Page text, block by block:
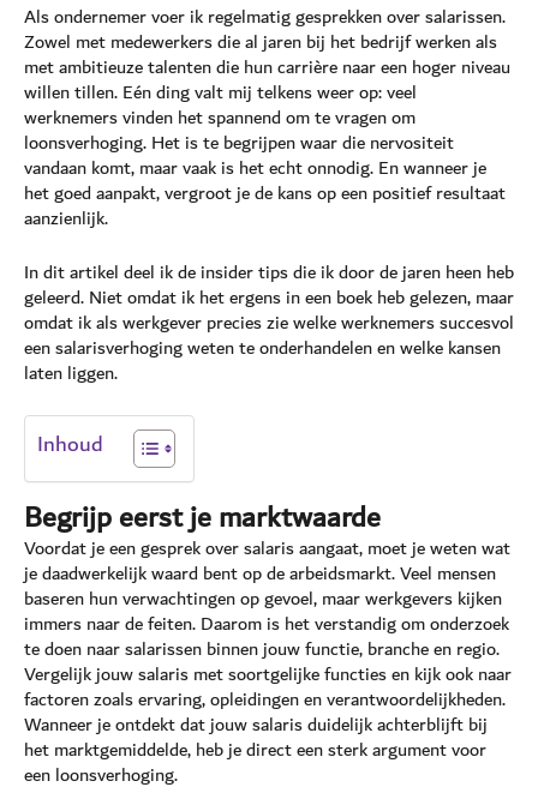
Als ondernemer voer ik regelmatig gesprekken over salarissen.
Zowel met medewerkers die al jaren bij het bedrijf werken als
met ambitieuze talenten die hun carrière naar een hoger niveau
willen tillen. Eén ding valt mij telkens weer op: veel
werknemers vinden het spannend om te vragen om
loonsverhoging. Het is te begrijpen waar die nervositeit
vandaan komt, maar vaak is het echt onnodig. En wanneer je
het goed aanpakt, vergroot je de kans op een positief resultaat
aanzienlijk.
In dit artikel deel ik de insider tips die ik door de jaren heen heb
geleerd. Niet omdat ik het ergens in een boek heb gelezen, maar
omdat ik als werkgever precies zie welke werknemers succesvol
een salarisverhoging weten te onderhandelen en welke kansen
laten liggen.
Inhoud
Begrijp eerst je marktwaarde
Voordat je een gesprek over salaris aangaat, moet je weten wat
je daadwerkelijk waard bent op de arbeidsmarkt. Veel mensen
baseren hun verwachtingen op gevoel, maar werkgevers kijken
immers naar de feiten. Daarom is het verstandig om onderzoek
te doen naar salarissen binnen jouw functie, branche en regio.
Vergelijk jouw salaris met soortgelijke functies en kijk ook naar
factoren zoals ervaring, opleidingen en verantwoordelijkheden.
Wanneer je ontdekt dat jouw salaris duidelijk achterblijft bij
het marktgemiddelde, heb je direct een sterk argument voor
een loonsverhoging.